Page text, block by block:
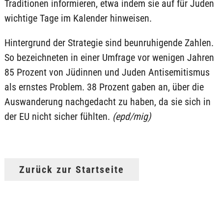
Traditionen informieren, etwa indem sie auf für Juden
wichtige Tage im Kalender hinweisen.
Hintergrund der Strategie sind beunruhigende Zahlen.
So bezeichneten in einer Umfrage vor wenigen Jahren
85 Prozent von Jüdinnen und Juden Antisemitismus
als ernstes Problem. 38 Prozent gaben an, über die
Auswanderung nachgedacht zu haben, da sie sich in
der EU nicht sicher fühlten. (epd/mig)
Zurück zur Startseite